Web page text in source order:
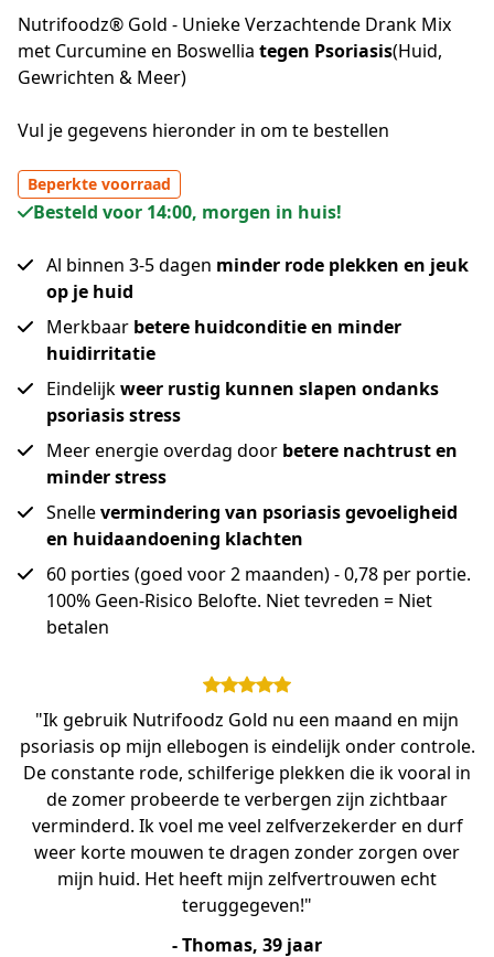
Nutrifoodz® Gold - Unieke Verzachtende Drank Mix
met Curcumine en Boswellia tegen Psoriasis(Huid,
Gewrichten & Meer)
Vul je gegevens hieronder in om te bestellen
Beperkte voorraad
Besteld voor 14:00, morgen in huis!
Al binnen 3-5 dagen minder rode plekken en jeuk
op je huid
Merkbaar betere huidconditie en minder
huidirritatie
Eindelijkweer rustig kunnen slapen ondanks
psoriasis stress
Meer energie overdag door betere nachtrust en
minder stress
Snellevermindering van psoriasis gevoeligheid
en huidaandoening klachten
60 porties (goed voor 2 maanden) - 0,78 per portie.
100% Geen-Risico Belofte. Niet tevreden = Niet
betalen
"Ik gebruik Nutrifoodz Gold nu een maand en mijn
psoriasis op mijn ellebogen is eindelijk onder controle.
De constante rode, schilferige plekken die ik vooral in
de zomer probeerde te verbergen zijn zichtbaar
verminderd. Ik voel me veel zelfverzekerder en durf
weer korte mouwen te dragen zonder zorgen over
mijn huid. Het heeft mijn zelfvertrouwen echt
teruggegeven!"
- Thomas, 39 jaar